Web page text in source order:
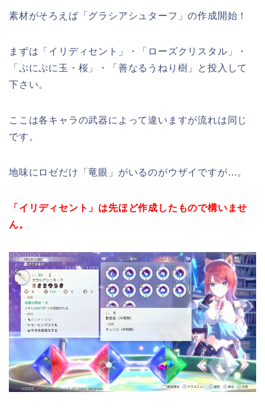
素材がそろえば「グラシアシュターフ」の作成開始！
まずは「イリディセント」・「ローズクリスタル」・
「ぷにぷに玉・桜」・「善なるうねり樹」と投入して
下さい。
ここは各キャラの武器によって違いますが流れは同じ
です。
地味にロゼだけ「竜眼」がいるのがウザイですが…。
「イリディセント」は先ほど作成したもので構いませ
ん。